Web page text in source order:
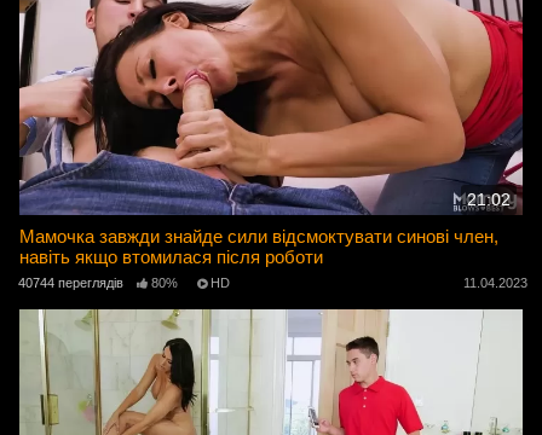
21:02
Мамочка завжди знайде сили відсмоктувати синові член,
навіть якщо втомилася після роботи
40744 переглядів 80% HD 11.04.2023